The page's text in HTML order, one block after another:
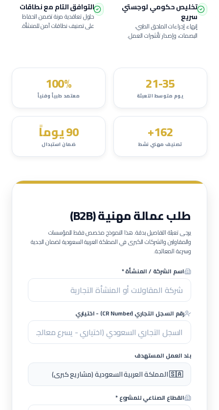
تخليص حكومي لوجستي
سريع
إنهاء إجراءات الملحق الطبي،
البصمات، وإصدار تأشيرات العمل.
التوافق التام مع نطاقات
حلول تعاقدية مرنة تضمن الحفاظ
على تصنيف نطاقات آمن للمنشأة.
21-35
يوم متوسط التعبئة
100%
معتمد طبياً وفنياً
162+
تصنيف مهني نشط
90 يوماً
ضمان استبدال
طلب عمالة مهنية (B2B)
يرجى تعبئة التفاصيل بدقة. هذا النموذج مخصص فقط للمؤسسات
والمقاولين والشركات الكبرى في المملكة العربية السعودية لضمان الجدية
وسرعة المعالجة.
اسم الشركة / المنشأة *
رقم السجل التجاري (CR Number) - اختياري
بلد العمل المستهدف
🇸🇦 المملكة العربية السعودية (مشاريع كبرى)
القطاع الصناعي للمشروع *